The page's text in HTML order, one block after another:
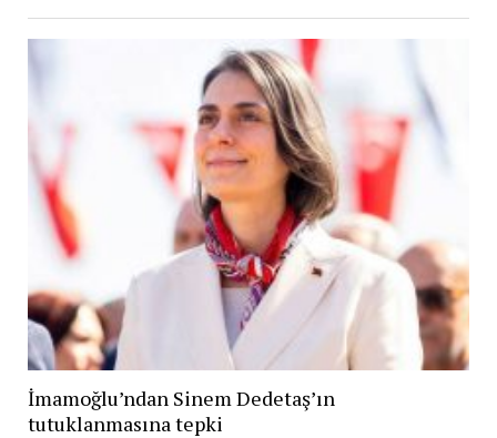
İmamoğlu’ndan Sinem Dedetaş’ın
tutuklanmasına tepki